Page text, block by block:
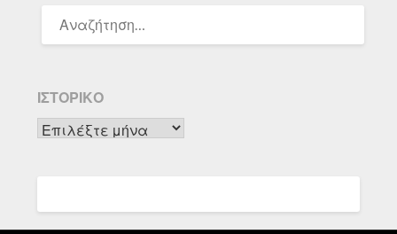
ΓΙΑ:
ΙΣΤΟΡΙΚΌ
Ιστορικό